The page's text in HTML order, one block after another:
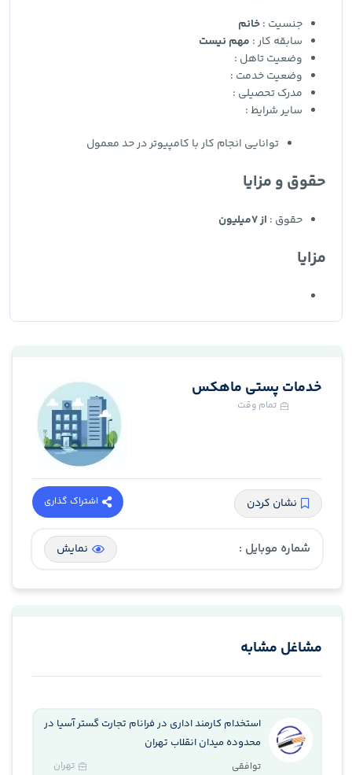
جنسیت :خانم
سابقه کار : مهم نیست
وضعیت تاهل :
وضعیت خدمت :
مدرک تحصیلی :
سایر شرایط :
توانایی انجام کار با کامپیوتر در حد معمول
حقوق و مزایا
حقوق : از 7میلیون
مزایا
خدمات پستی ماهکس
تمام وقت
نشان کردن اشتراک گذاری
شماره موبایل : نمایش
مشاغل مشابه
استخدام کارمند اداری در فرانام تجارت گستر آسیا در
محدوده میدان انقلاب تهران
توافقی تهران